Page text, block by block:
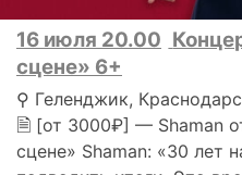
16 июля 20.00
сцене» 6+
⚲ Геленджик,
🗎 [от 3000₽] — Shaman
сцене» Shaman: «30 лет